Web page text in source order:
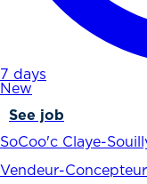
7 days
New
See job
SoCoo'c Claye-
Vendeur-